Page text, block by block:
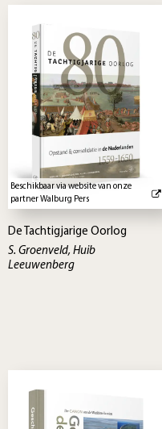
Beschikbaar via website van onze
partner Walburg Pers
De Tachtigjarige Oorlog
S. Groenveld, Huib
Leeuwenberg